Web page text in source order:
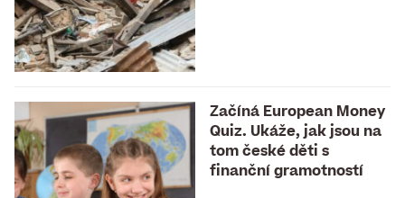
Začíná European Money
Quiz. Ukáže, jak jsou na
tom české děti s
finanční gramotností